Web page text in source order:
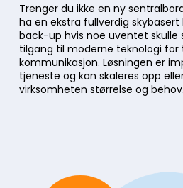
Trenger du ikke en ny
ha en ekstra fullverdig
back-up hvis noe uventet skulle
tilgang til moderne teknologi for
kommunikasjon. Løsningen er
tjeneste og kan skaleres opp
virksomheten størrelse og behov.